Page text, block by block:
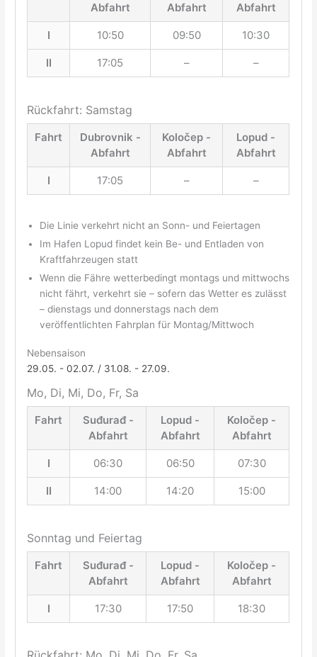
Abfahrt
Abfahrt
Abfahrt
I 10:50 09:50 10:30
II 17:05 – –
Rückfahrt: Samstag
Fahrt
Dubrovnik -
Abfahrt
Koločep -
Abfahrt
Lopud -
Abfahrt
I 17:05 – –
Die Linie verkehrt nicht an Sonn- und Feiertagen
Im Hafen Lopud findet kein Be- und Entladen von
Kraftfahrzeugen statt
Wenn die Fähre wetterbedingt montags und mittwochs
nicht fährt, verkehrt sie – sofern das Wetter es zulässt
– dienstags und donnerstags nach dem
veröffentlichten Fahrplan für Montag/Mittwoch
Nebensaison
29.05. - 02.07. / 31.08. - 27.09.
Mo, Di, Mi, Do, Fr, Sa
Fahrt
Suđurađ -
Abfahrt
Lopud -
Abfahrt
Koločep -
Abfahrt
I 06:30 06:50 07:30
II 14:00 14:20 15:00
Sonntag und Feiertag
Fahrt
Suđurađ -
Abfahrt
Lopud -
Abfahrt
Koločep -
Abfahrt
I 17:30 17:50 18:30